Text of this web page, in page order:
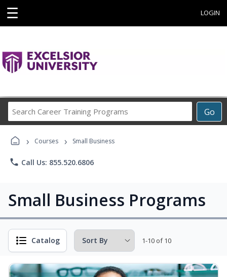
☰ LOGIN
Go
Career
Programs
› Courses › Small Business
phone Call Us: 855.520.6806
Small Business Programs
Catalog 1-10 of 10